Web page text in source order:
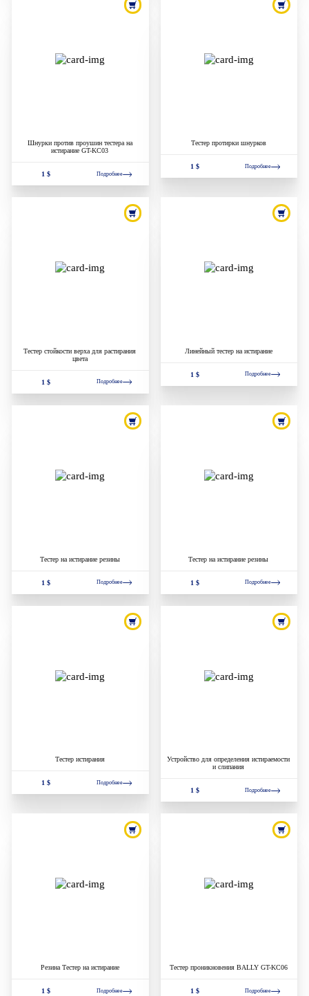
Шнурки против проушин тестера на
истирание GT-KC03
1 $ Подробнее
Тестер протирки шнурков
1 $ Подробнее
Тестер стойкости верха для растирания
цвета
1 $ Подробнее
Линейный тестер на истирание
1 $ Подробнее
Тестер на истирание резины
1 $ Подробнее
Тестер на истирание резины
1 $ Подробнее
Тестер истирания
1 $ Подробнее
Устройство для определения истираемости
и слипания
1 $ Подробнее
Резина Тестер на истирание
1 $ Подробнее
Тестер проникновения BALLY GT-KC06
1 $ Подробнее